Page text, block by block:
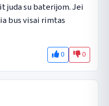
juda su baterijom. Jei
bus visai rimtas
0 0